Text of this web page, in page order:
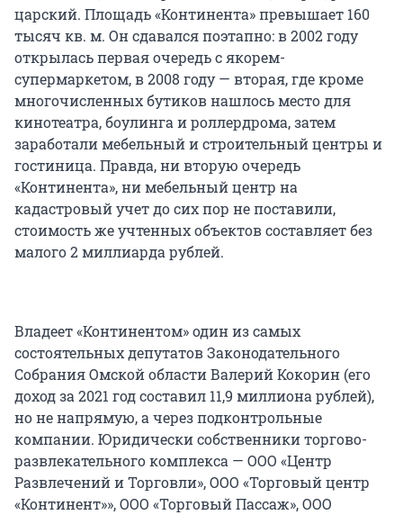
царский. Площадь «Континента» превышает 160
тысяч кв. м. Он сдавался поэтапно: в 2002 году
открылась первая очередь с якорем-
супермаркетом, в 2008 году — вторая, где кроме
многочисленных бутиков нашлось место для
кинотеатра, боулинга и роллердрома, затем
заработали мебельный и строительный центры и
гостиница. Правда, ни вторую очередь
«Континента», ни мебельный центр на
кадастровый учет до сих пор не поставили,
стоимость же учтенных объектов составляет без
малого 2 миллиарда рублей.
Владеет «Континентом» один из самых
состоятельных депутатов Законодательного
Собрания Омской области Валерий Кокорин (его
доход за 2021 год составил 11,9 миллиона рублей),
но не напрямую, а через подконтрольные
компании. Юридически собственники торгово-
развлекательного комплекса — ООО «Центр
Развлечений и Торговли», ООО «Торговый центр
«Континент»», ООО «Торговый Пассаж», ООО